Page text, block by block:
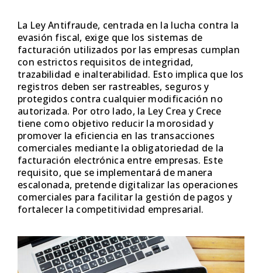
La Ley Antifraude, centrada en la lucha contra la
evasión fiscal, exige que los sistemas de
facturación utilizados por las empresas cumplan
con estrictos requisitos de integridad,
trazabilidad e inalterabilidad. Esto implica que los
registros deben ser rastreables, seguros y
protegidos contra cualquier modificación no
autorizada. Por otro lado, la Ley Crea y Crece
tiene como objetivo reducir la morosidad y
promover la eficiencia en las transacciones
comerciales mediante la obligatoriedad de la
facturación electrónica entre empresas. Este
requisito, que se implementará de manera
escalonada, pretende digitalizar las operaciones
comerciales para facilitar la gestión de pagos y
fortalecer la competitividad empresarial.